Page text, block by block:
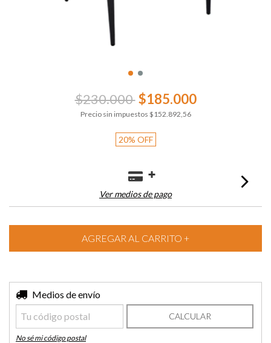
$230.000 $185.000
Precio sin impuestos $152.892,56
20% OFF
Ver medios de pago
Entregas para el CP:
Medios de envío
CALCULAR
No sé mi código postal